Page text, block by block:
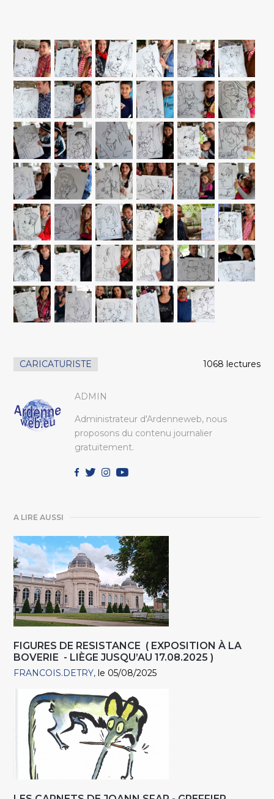
CARICATURISTE 1068 lectures
ADMIN
Administrateur d'Ardenneweb, nous
proposons du contenu journalier
gratuitement.
A LIRE AUSSI
FIGURES DE RESISTANCE ( EXPOSITION À LA
BOVERIE - LIÈGE JUSQU’AU 17.08.2025 )
FRANCOIS.DETRY le 05/08/2025